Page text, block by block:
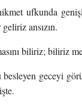
ufkunda
ansızın.
biliriz; biliriz
besleyen geceyi